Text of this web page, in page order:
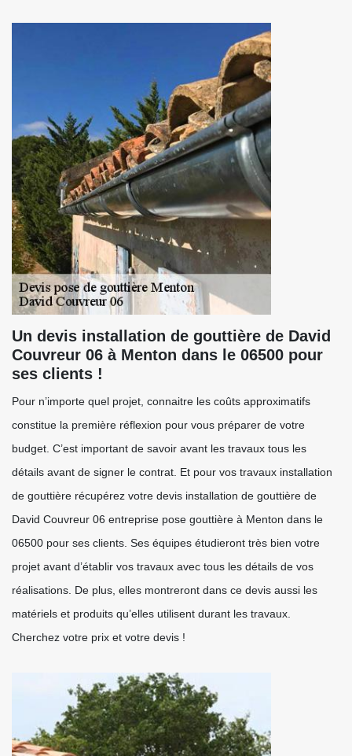
Un devis installation de gouttière de David
Couvreur 06 à Menton dans le 06500 pour
ses clients !
Pour n’importe quel projet, connaitre les coûts approximatifs
constitue la première réflexion pour vous préparer de votre
budget. C’est important de savoir avant les travaux tous les
détails avant de signer le contrat. Et pour vos travaux installation
de gouttière récupérez votre devis installation de gouttière de
David Couvreur 06 entreprise pose gouttière à Menton dans le
06500 pour ses clients. Ses équipes étudieront très bien votre
projet avant d’établir vos travaux avec tous les détails de vos
réalisations. De plus, elles montreront dans ce devis aussi les
matériels et produits qu’elles utilisent durant les travaux.
Cherchez votre prix et votre devis !